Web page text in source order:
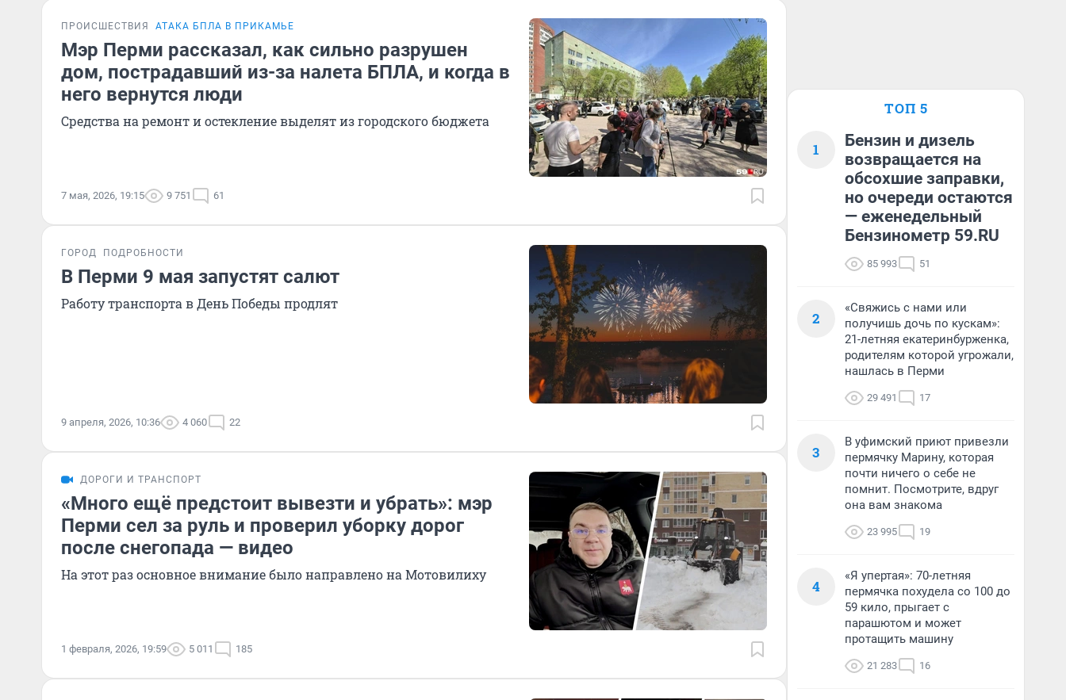
ПРОИСШЕСТВИЯ АТАКА БПЛА В ПРИКАМЬЕ
Мэр Перми рассказал, как сильно разрушен
дом, пострадавший из-за налета БПЛА, и когда в
него вернутся люди
Средства на ремонт и остекление выделят из городского бюджета
7 мая, 2026, 19:15 9 751 61
ГОРОД ПОДРОБНОСТИ
В Перми 9 мая запустят салют
Работу транспорта в День Победы продлят
9 апреля, 2026, 10:36 4 060 22
ДОРОГИ И ТРАНСПОРТ
«Много ещё предстоит вывезти и убрать»: мэр
Перми сел за руль и проверил уборку дорог
после снегопада — видео
На этот раз основное внимание было направлено на Мотовилиху
1 февраля, 2026, 19:59 5 011 185
ТОП 5
1
Бензин и дизель
возвращается на
обсохшие заправки,
но очереди остаются
— еженедельный
Бензинометр 59.RU
85 993 51
2
«Свяжись с нами или
получишь дочь по кускам»:
21-летняя екатеринбурженка,
родителям которой угрожали,
нашлась в Перми
29 491 17
3
В уфимский приют привезли
пермячку Марину, которая
почти ничего о себе не
помнит. Посмотрите, вдруг
она вам знакома
23 995 19
4
«Я упертая»: 70-летняя
пермячка похудела со 100 до
59 кило, прыгает с
парашютом и может
протащить машину
21 283 16